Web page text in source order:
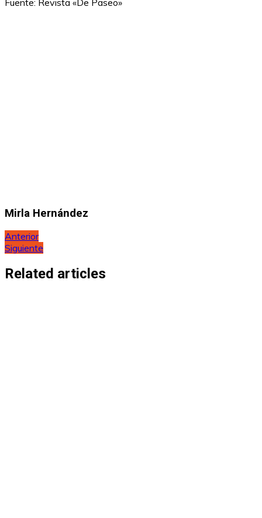
Mirla Hernández
Navegación
de
entradas
Anterior
Siguiente
Related articles